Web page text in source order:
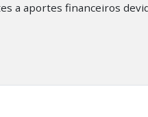
a aportes financeiros